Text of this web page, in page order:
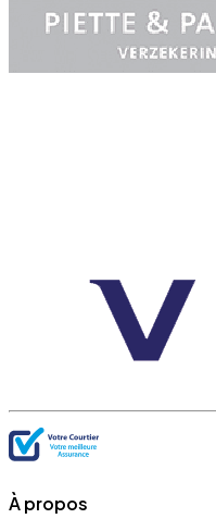
À propos